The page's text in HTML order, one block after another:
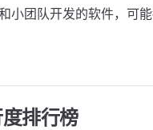
小团队开发的软件，可
排行榜